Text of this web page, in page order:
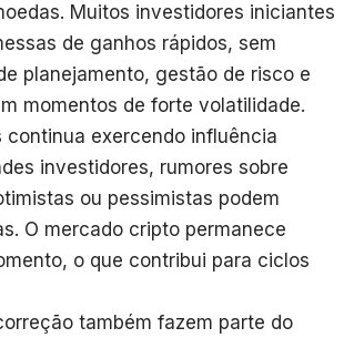
Muitos investidores iniciantes
de ganhos rápidos, sem
planejamento, gestão de risco e
momentos de forte volatilidade.
exercendo influência
investidores, rumores sobre
ou pessimistas podem
O mercado cripto permanece
o que contribui para ciclos
também fazem parte do